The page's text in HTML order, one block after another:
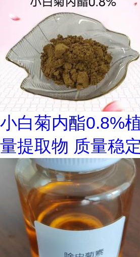
小白菊内酯0.8%
量提取物 质量稳